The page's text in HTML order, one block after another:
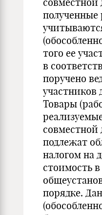
полученные
того ее
в
поручено
участников
Товары
совместной
подлежат
налогом на
стоимость в
порядке.